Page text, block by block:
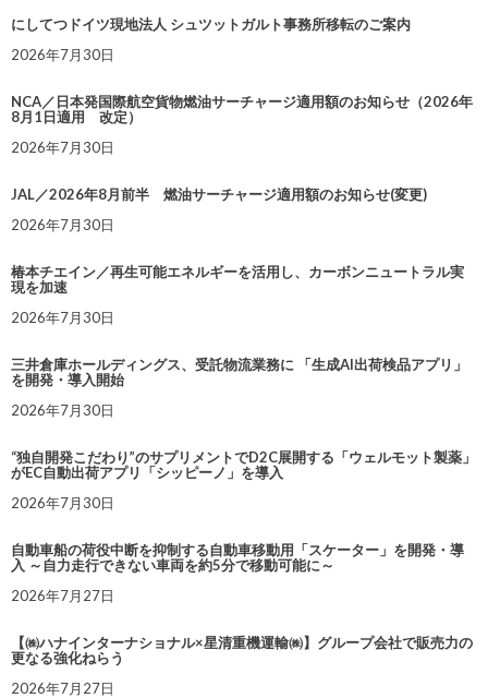
にしてつドイツ現地法人 シュツットガルト事務所移転のご案内
2026年7月30日
NCA／日本発国際航空貨物燃油サーチャージ適用額のお知らせ（2026年
8月1日適用 改定）
2026年7月30日
JAL／2026年8月前半 燃油サーチャージ適用額のお知らせ(変更)
2026年7月30日
椿本チエイン／再生可能エネルギーを活用し、カーボンニュートラル実
現を加速
2026年7月30日
三井倉庫ホールディングス、受託物流業務に 「生成AI出荷検品アプリ」
を開発・導入開始
2026年7月30日
“独自開発こだわり”のサプリメントでD2C展開する「ウェルモット製薬」
がEC自動出荷アプリ「シッピーノ」を導入
2026年7月30日
自動車船の荷役中断を抑制する自動車移動用「スケーター」を開発・導
入 ～自力走行できない車両を約5分で移動可能に～
2026年7月27日
【㈱ハナインターナショナル×星清重機運輸㈱】グループ会社で販売力の
更なる強化ねらう
2026年7月27日